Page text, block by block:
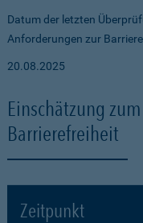
Datum der letzten
Anforderungen zur
20.08.2025
Einschätzung
Barrierefreiheit
Zeitpunkt